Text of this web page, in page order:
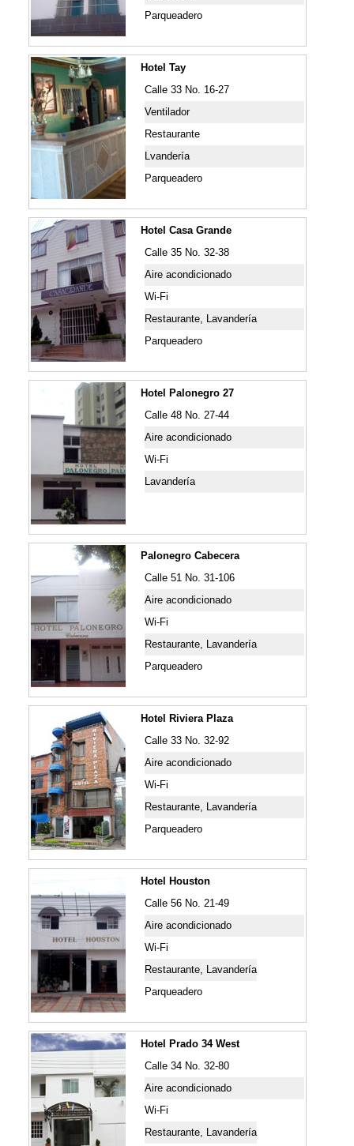
Parqueadero
Hotel Tay
Calle 33 No. 16-27
Ventilador
Restaurante
Lvandería
Parqueadero
Hotel Casa Grande
Calle 35 No. 32-38
Aire acondicionado
Wi-Fi
Restaurante, Lavandería
Parqueadero
Hotel Palonegro 27
Calle 48 No. 27-44
Aire acondicionado
Wi-Fi
Lavandería
Palonegro Cabecera
Calle 51 No. 31-106
Aire acondicionado
Wi-Fi
Restaurante, Lavandería
Parqueadero
Hotel Riviera Plaza
Calle 33 No. 32-92
Aire acondicionado
Wi-Fi
Restaurante, Lavandería
Parqueadero
Hotel Houston
Calle 56 No. 21-49
Aire acondicionado
Wi-Fi
Restaurante, Lavandería
Parqueadero
Hotel Prado 34 West
Calle 34 No. 32-80
Aire acondicionado
Wi-Fi
Restaurante, Lavandería